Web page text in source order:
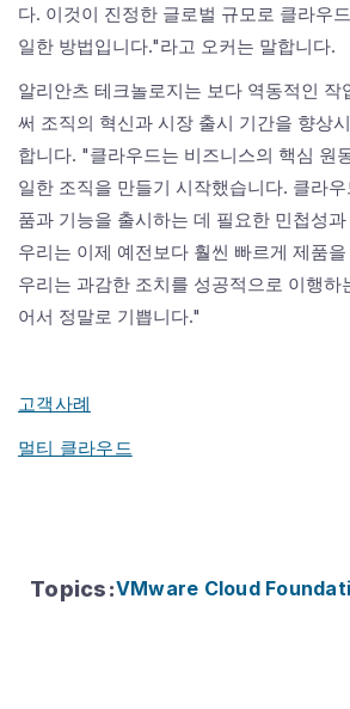
다. 이것이 진정한 글로벌 규모로 클라우
일한 방법입니다."라고 오커는 말합니다.
알리안츠 테크놀로지는 보다 역동적인 작
써 조직의 혁신과 시장 출시 기간을 향상
합니다. "클라우드는 비즈니스의 핵심 원
일한 조직을 만들기 시작했습니다. 클라
품과 기능을 출시하는 데 필요한 민첩성
우리는 이제 예전보다 훨씬 빠르게 제품
우리는 과감한 조치를 성공적으로 이행하
어서 정말로 기쁩니다."
고객사례
멀티 클라우드
Topics:VMware Cloud